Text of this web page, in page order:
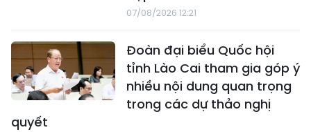
07/08/2026 12:21
Đoàn đại biểu Quốc hội
tỉnh Lào Cai tham gia góp ý
nhiều nội dung quan trọng
trong các dự thảo nghị
quyết